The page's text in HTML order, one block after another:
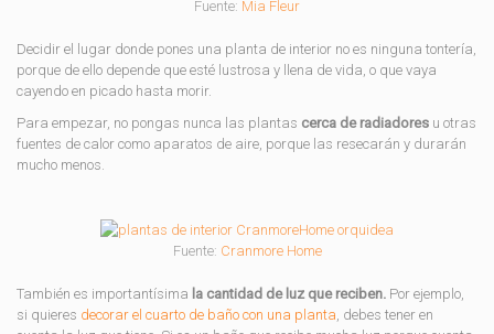
Fuente: Mia Fleur
Decidir el lugar donde pones una planta de interior no es ninguna tontería,
porque de ello depende que esté lustrosa y llena de vida, o que vaya
cayendo en picado hasta morir.
Para empezar, no pongas nunca las plantas cerca de radiadores u otras
fuentes de calor como aparatos de aire, porque las resecarán y durarán
mucho menos.
Fuente: Cranmore Home
También es importantísima la cantidad de luz que reciben. Por ejemplo,
si quieres decorar el cuarto de baño con una planta, debes tener en